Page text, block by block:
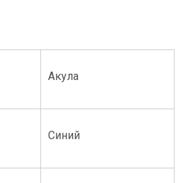
Акула
Синий